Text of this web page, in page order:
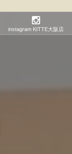
instagram KITTE大阪店